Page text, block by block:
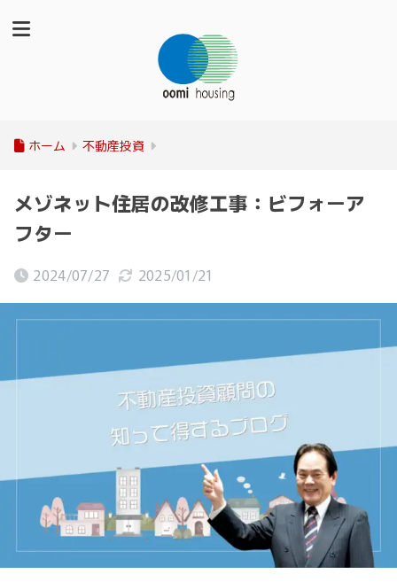
ホーム 不動産投資
メゾネット住居の改修工事：ビフォーア
フター
2024/07/27 2025/01/21